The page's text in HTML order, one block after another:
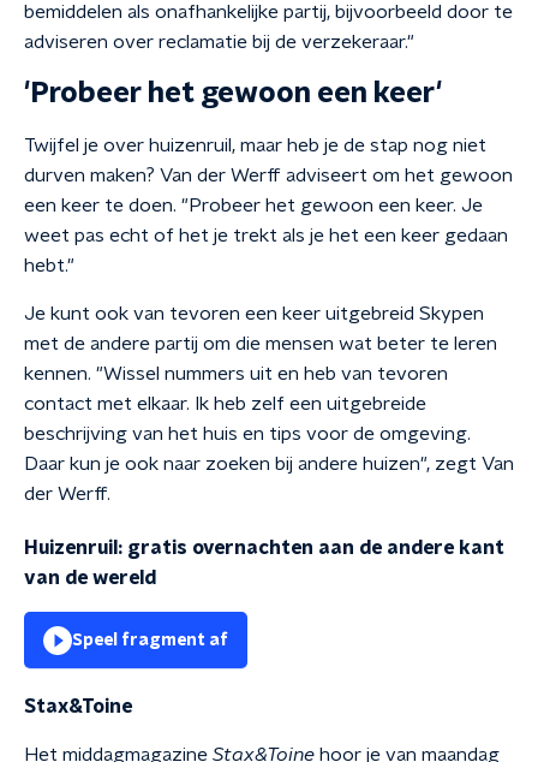
bemiddelen als onafhankelijke partij, bijvoorbeeld door te
adviseren over reclamatie bij de verzekeraar."
'Probeer het gewoon een keer'
Twijfel je over huizenruil, maar heb je de stap nog niet
durven maken? Van der Werff adviseert om het gewoon
een keer te doen. "Probeer het gewoon een keer. Je
weet pas echt of het je trekt als je het een keer gedaan
hebt."
Je kunt ook van tevoren een keer uitgebreid Skypen
met de andere partij om die mensen wat beter te leren
kennen. "Wissel nummers uit en heb van tevoren
contact met elkaar. Ik heb zelf een uitgebreide
beschrijving van het huis en tips voor de omgeving.
Daar kun je ook naar zoeken bij andere huizen", zegt Van
der Werff.
Huizenruil: gratis overnachten aan de andere kant
van de wereld
Speel fragment af
Stax&Toine
Het middagmagazine Stax&Toine hoor je van maandag